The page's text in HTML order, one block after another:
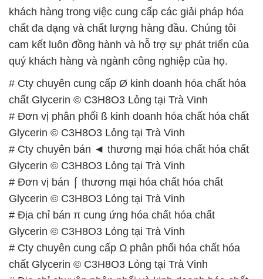
# Cty chuyên cung cấp Ø kinh doanh hóa chất hóa
chất Glycerin © C3H8O3 Lỏng tại Trà Vinh
# Đơn vị phân phối ß kinh doanh hóa chất hóa chất
Glycerin © C3H8O3 Lỏng tại Trà Vinh
# Cty chuyên bán ◄ thương mại hóa chất hóa chất
Glycerin © C3H8O3 Lỏng tại Trà Vinh
# Đơn vị bán ⌠ thương mại hóa chất hóa chất
Glycerin © C3H8O3 Lỏng tại Trà Vinh
# Địa chỉ bán π cung ứng hóa chất hóa chất
Glycerin © C3H8O3 Lỏng tại Trà Vinh
# Cty chuyên cung cấp Ω phân phối hóa chất hóa
chất Glycerin © C3H8O3 Lỏng tại Trà Vinh
# Địa chỉ chuyên phân phối và kinh doanh hóa chất
hóa chất Glycerin © C3H8O3 Lỏng tại Trà Vinh
# Địa chỉ chuyên bán ⌠ cung ứng hóa chất hóa chất
Glycerin © C3H8O3 Lỏng tại Trà Vinh
# Nơi chuyên cung cấp / phân phối hóa chất hóa